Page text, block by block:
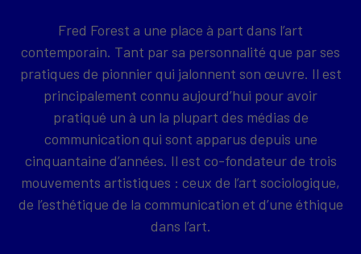
Fred Forest a une place à part dans l’art
contemporain. Tant par sa personnalité que par ses
pratiques de pionnier qui jalonnent son œuvre. Il est
principalement connu aujourd’hui pour avoir
pratiqué un à un la plupart des médias de
communication qui sont apparus depuis une
cinquantaine d’années. Il est co-fondateur de trois
mouvements artistiques : ceux de l’art sociologique,
de l’esthétique de la communication et d’une éthique
dans l’art.